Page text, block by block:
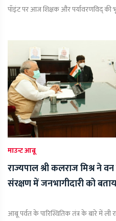
पॉइंट पर आज शिक्षक और पर्यावरणविद्
माउन्ट आबू
राज्यपाल श्री कलराज मिश्र ने
संरक्षण में जनभागीदारी को
आबू पर्वत के पारिस्थितिक तंत्र के बारे में ली